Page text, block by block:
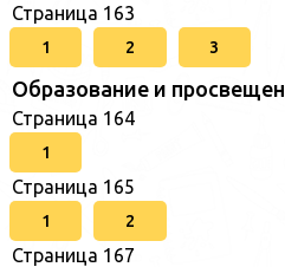
Страница 163
1 2 3
Образование и
Страница 164
1
Страница 165
1 2
Страница 167